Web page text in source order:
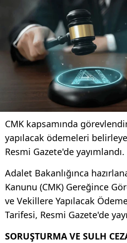
CMK kapsamında
yapılacak ödemeleri
Resmi Gazete'de yayımlandı.
Adalet Bakanlığınca
Kanunu (CMK) Gereğince
ve Vekillere Yapılacak
Tarifesi, Resmi Gazete'de
SORUŞTURMA VE SULH